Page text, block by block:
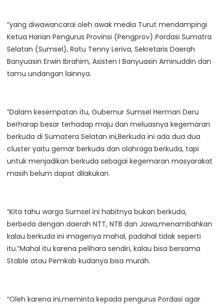
“yang diwawancarai oleh awak media Turut mendampingi
Ketua Harian Pengurus Provinsi (Pengprov) Pordasi Sumatra
Selatan (Sumsel), Ratu Tenny Leriva, Sekretaris Daerah
Banyuasin Erwin Ibrahim, Asisten I Banyuasin Aminuddin dan
tamu undangan lainnya.
“Dalam kesempatan itu, Gubernur Sumsel Herman Deru
berharap besar terhadap maju dan meluasnya kegemaran
berkuda di Sumatera Selatan ini,Berkuda ini ada dua dua
cluster yaitu gemar berkuda dan olahraga berkuda, tapi
untuk menjadikan berkuda sebagai kegemaran masyarakat
masih belum dapat dilakukan.
“Kita tahu warga Sumsel ini habitnya bukan berkuda,
berbeda dengan daerah NTT, NTB dan Jawa,menambahkan
kalau berkuda ini imagenya mahal, padahal tidak seperti
itu.”Mahal itu karena pelihara sendiri, kalau bisa bersama
Stable atau Pemkab kudanya bisa murah.
“Oleh karena ini,meminta kepada pengurus Pordasi agar